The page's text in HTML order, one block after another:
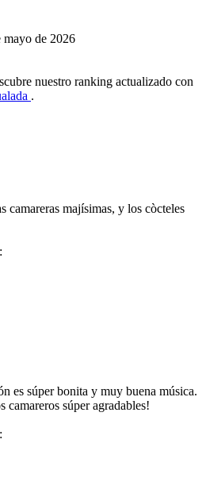
mayo de 2026
nuestro ranking actualizado con
.
camareras majísimas, y los còcteles
es súper bonita y muy buena música.
camareros súper agradables!